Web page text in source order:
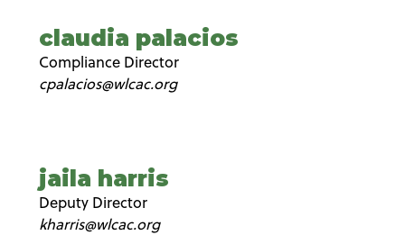
claudia palacios
Compliance Director
cpalacios@wlcac.org
jaila harris
Deputy Director
kharris@wlcac.org